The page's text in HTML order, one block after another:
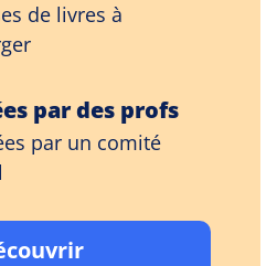
de livres à
par des profs
par un comité